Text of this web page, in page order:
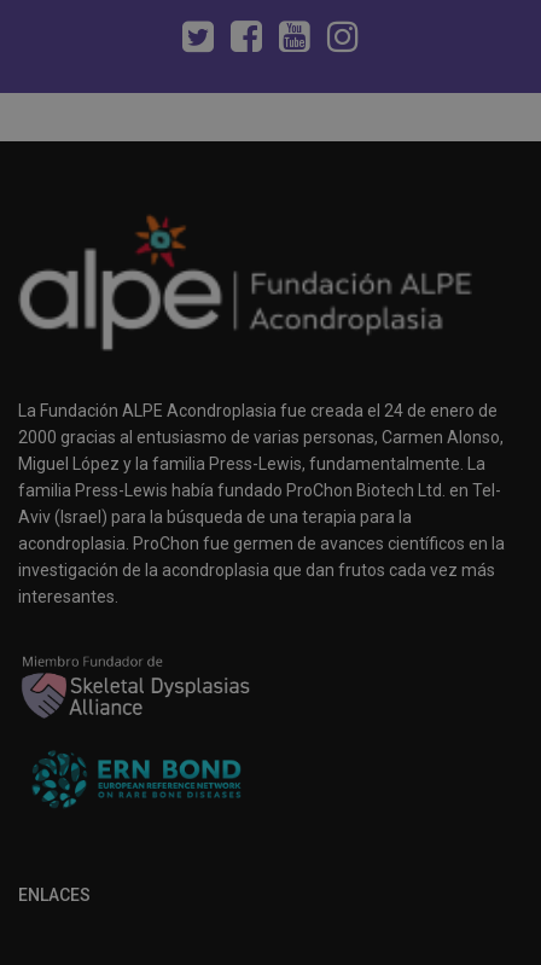
La Fundación ALPE Acondroplasia fue creada el 24 de enero de
2000 gracias al entusiasmo de varias personas, Carmen Alonso,
Miguel López y la familia Press-Lewis, fundamentalmente. La
familia Press-Lewis había fundado ProChon Biotech Ltd. en Tel-
Aviv (Israel) para la búsqueda de una terapia para la
acondroplasia. ProChon fue germen de avances científicos en la
investigación de la acondroplasia que dan frutos cada vez más
interesantes.
ENLACES